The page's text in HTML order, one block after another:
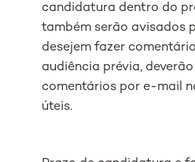
candidatura dentro do
também serão avisados
desejem fazer
audiência prévia,
comentários por e-mail
úteis.